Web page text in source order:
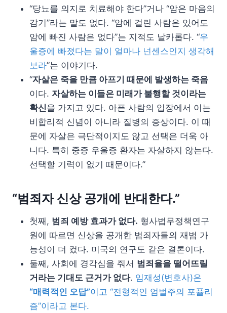
“당뇨를 의지로 치료해야 한다”거나 “암은 마음의
감기”라는 말도 없다. “암에 걸린 사람은 있어도
암에 빠진 사람은 없다”는 지적도 날카롭다. “우
울증에 빠졌다는 말이 얼마나 넌센스인지 생각해
보라”는 이야기다.
“자살은 죽을 만큼 아프기 때문에 발생하는 죽음
이다. 자살하는 이들은 미래가 불행할 것이라는
확신을 가지고 있다. 아픈 사람의 입장에서 이는
비합리적 신념이 아니라 질병의 증상이다. 이 때
문에 자살은 극단적이지도 않고 선택은 더욱 아
니다. 특히 중증 우울증 환자는 자살하지 않는다.
선택할 기력이 없기 때문이다.”
“범죄자 신상 공개에 반대한다.”
첫째, 범죄 예방 효과가 없다. 형사법무정책연구
원에 따르면 신상을 공개한 범죄자들의 재범 가
능성이 더 컸다. 미국의 연구도 같은 결론이다.
둘째, 사회에 경각심을 줘서 범죄율을 떨어뜨릴
거라는 기대도 근거가 없다. 임재성(변호사)은
“매력적인 오답”이고 “전형적인 엄벌주의 포퓰리
즘”이라고 본다.